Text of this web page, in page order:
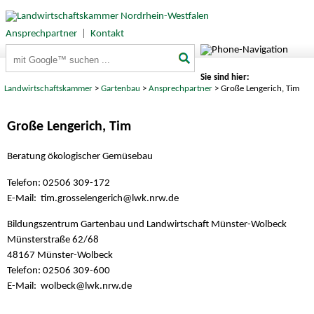
Ansprechpartner|
Kontakt
Sie sind hier:
Landwirtschaftskammer >Gartenbau >Ansprechpartner > Große Lengerich, Tim
Große Lengerich, Tim
Beratung ökologischer Gemüsebau
Telefon: 02506 309-172
E-Mail: tim.grosselengerich@ lwk.nrw.de
Bildungszentrum Gartenbau und Landwirtschaft Münster-Wolbeck
Münsterstraße 62/68
48167 Münster-Wolbeck
Telefon: 02506 309-600
E-Mail: wolbeck@ lwk.nrw.de